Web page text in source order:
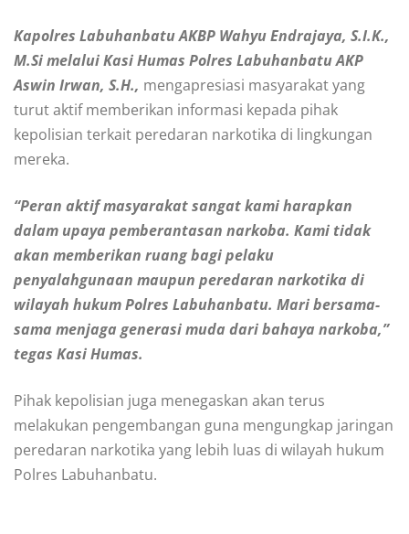
Kapolres Labuhanbatu AKBP Wahyu Endrajaya, S.I.K.,
M.Si melalui Kasi Humas Polres Labuhanbatu AKP
Aswin Irwan, S.H., mengapresiasi masyarakat yang
turut aktif memberikan informasi kepada pihak
kepolisian terkait peredaran narkotika di lingkungan
mereka.
“Peran aktif masyarakat sangat kami harapkan
dalam upaya pemberantasan narkoba. Kami tidak
akan memberikan ruang bagi pelaku
penyalahgunaan maupun peredaran narkotika di
wilayah hukum Polres Labuhanbatu. Mari bersama-
sama menjaga generasi muda dari bahaya narkoba,”
tegas Kasi Humas.
Pihak kepolisian juga menegaskan akan terus
melakukan pengembangan guna mengungkap jaringan
peredaran narkotika yang lebih luas di wilayah hukum
Polres Labuhanbatu.